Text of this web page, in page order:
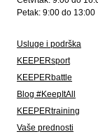
Petak: 9:00 do 13:00
Usluge i podrška
KEEPERsport
KEEPERbattle
Blog #KeepItAll
KEEPERtraining
Vaše prednosti